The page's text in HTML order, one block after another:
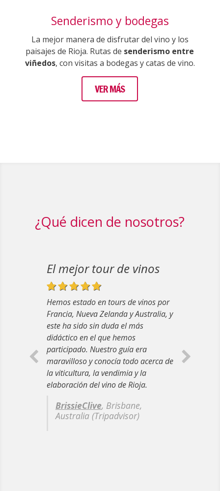
Senderismo y bodegas
La mejor manera de disfrutar del vino y los
paisajes de Rioja. Rutas de senderismo entre
viñedos, con visitas a bodegas y catas de vino.
VER MÁS
¿Qué dicen de nosotros?
El mejor tour de vinos
Hemos estado en tours de vinos por
Francia, Nueva Zelanda y Australia, y
este ha sido sin duda el más
didáctico en el que hemos
participado. Nuestro guía era
maravilloso y conocía todo acerca de
la viticultura, la vendimia y la
elaboración del vino de Rioja.
BrissieClive, Brisbane,
Australia (Tripadvisor)